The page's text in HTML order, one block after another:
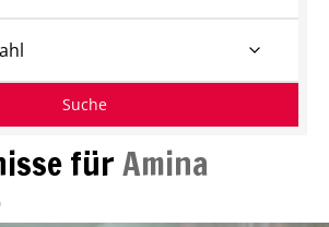
fürAmina
Suche